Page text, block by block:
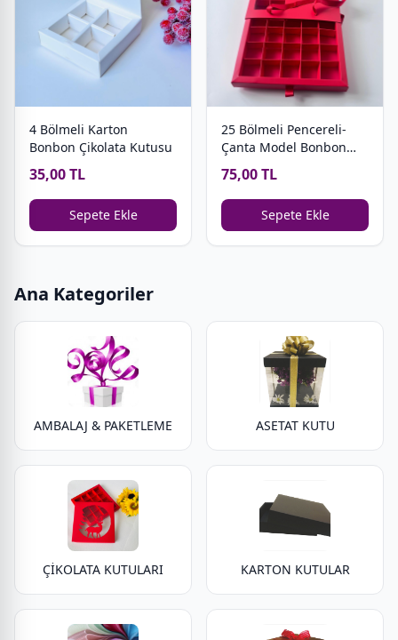
4 Bölmeli Karton
Bonbon Çikolata Kutusu
35,00 TL
Sepete Ekle
25 Bölmeli Pencereli-
Çanta Model Bonbon
75,00 TL
Sepete Ekle
Ana Kategoriler
AMBALAJ & PAKETLEME ASETAT KUTU
ÇİKOLATA KUTULARI KARTON KUTULAR